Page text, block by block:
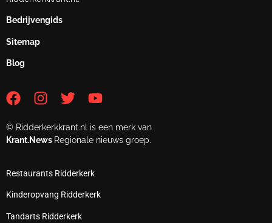
Bedrijvengids
Sitemap
Blog
© Ridderkerkkrant.nl is een merk van
Krant.News Regionale nieuws groep.
Restaurants Ridderkerk
Kinderopvang Ridderkerk
Tandarts Ridderkerk